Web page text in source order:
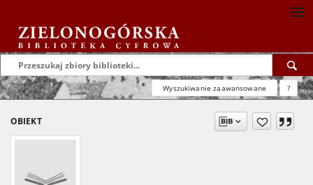
Wyszukiwanie zaawansowane ?
OBIEKT